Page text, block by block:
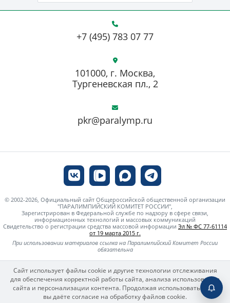
+7 (495) 783 07 77
pkr@paralymp.ru
101000, г. Москва,
Тургеневская пл., 2
© 2002-2026, Официальный сайт Общероссийской общественной организации
"ПАРАЛИМПИЙСКИЙ КОМИТЕТ РОССИИ",
Зарегистрирован в Федеральной службе по надзору в сфере связи,
информационных технологий и массовых коммуникаций
Свидетельство о регистрации средства массовой информации Эл № ФС 77-61114
от 19 марта 2015 г.
При использовании материалов ссылка на Паралимпийский Комитет России
обязательна
Сайт использует файлы cookie и другие технологии отслеживания
для обеспечения корректной работы сайта, анализа использования
сайта и персонализации контента. Продолжая использовать сайт,
вы даёте согласие на обработку файлов cookie.